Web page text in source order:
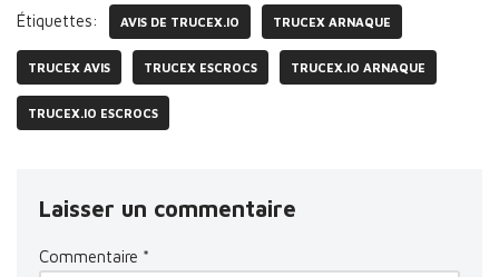
Étiquettes: AVIS DE TRUCEX.IO TRUCEX ARNAQUE
TRUCEX AVIS TRUCEX ESCROCS TRUCEX.IO ARNAQUE
TRUCEX.IO ESCROCS
Laisser un commentaire
Commentaire *